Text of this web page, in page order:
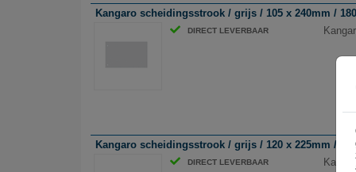
Kangaro scheidingsstrook / grijs / 105 x 240mm /
DIRECT LEVERBAAR
Kangaro scheidingsstrook / grijs / 120 x 225mm /
DIRECT LEVERBAAR